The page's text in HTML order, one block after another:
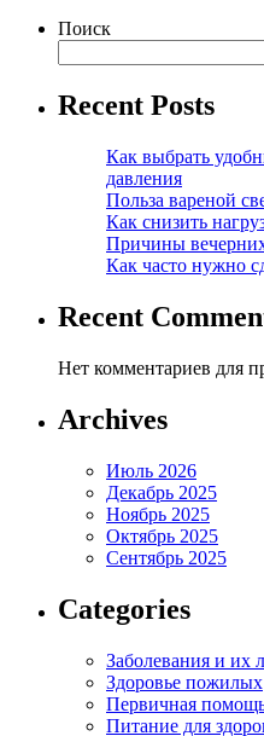
Поиск
Recent Posts
Как выбрать
давления
Польза вареной
Как снизить
Причины
Как часто нужно
Recent
Нет комментариев для
Archives
Июль 2026
Декабрь 2025
Ноябрь 2025
Октябрь 2025
Сентябрь 2025
Categories
Заболевания и их
Здоровье пожилых
Первичная
Питание для